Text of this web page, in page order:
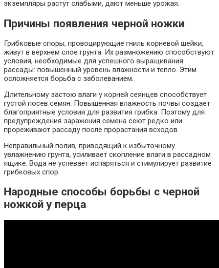
экземпляры растут слабыми, дают меньше урожая.
Причины появления черной ножки
Грибковые споры, провоцирующие гниль корневой шейки,
живут в верхнем слое грунта. Их размножению способствуют
условия, необходимые для успешного выращивания
рассады: повышенный уровень влажности и тепло. Этим
осложняется борьба с заболеванием.
Длительному застою влаги у корней сеянцев способствует
густой посев семян. Повышенная влажность почвы создает
благоприятные условия для развития грибка. Поэтому для
предупреждения заражения семена сеют редко или
прореживают рассаду после прорастания всходов.
Неправильный полив, приводящий к избыточному
увлажнению грунта, усиливает скопление влаги в рассадном
ящике. Вода не успевает испаряться и стимулирует развитие
грибковых спор.
Народные способы борьбы с черной
ножкой у перца